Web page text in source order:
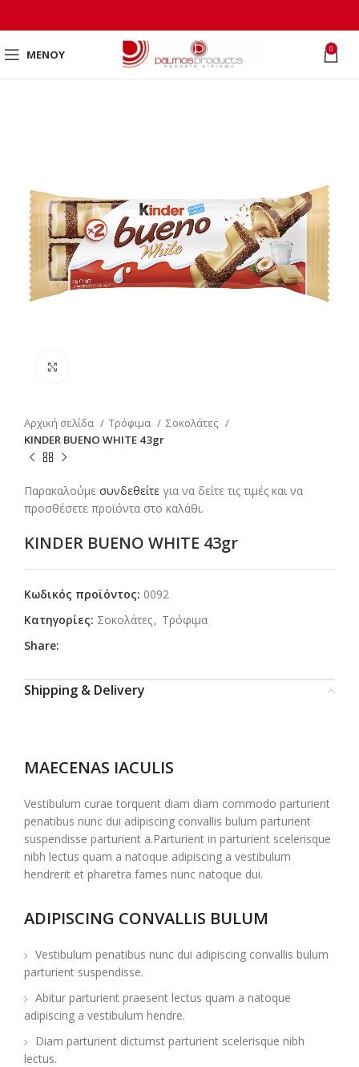
ΜΕΝΟΎ 0
Αρχική σελίδα Τρόφιμα
Σοκολάτες
KINDER BUENO WHITE 43gr
Παρακαλούμε συνδεθείτε για να δείτε τις τιμές και να
προσθέσετε προϊόντα στο καλάθι.
KINDER BUENO WHITE 43gr
Κωδικός προϊόντος: 0092
Κατηγορίες: Σοκολάτες, Τρόφιμα
Share:
Shipping & Delivery
MAECENAS IACULIS
Vestibulum curae torquent diam diam commodo parturient
penatibus nunc dui adipiscing convallis bulum parturient
suspendisse parturient a.Parturient in parturient scelerisque
nibh lectus quam a natoque adipiscing a vestibulum
hendrerit et pharetra fames nunc natoque dui.
ADIPISCING CONVALLIS BULUM
Vestibulum penatibus nunc dui adipiscing convallis bulum
parturient suspendisse.
Abitur parturient praesent lectus quam a natoque
adipiscing a vestibulum hendre.
Diam parturient dictumst parturient scelerisque nibh
lectus.